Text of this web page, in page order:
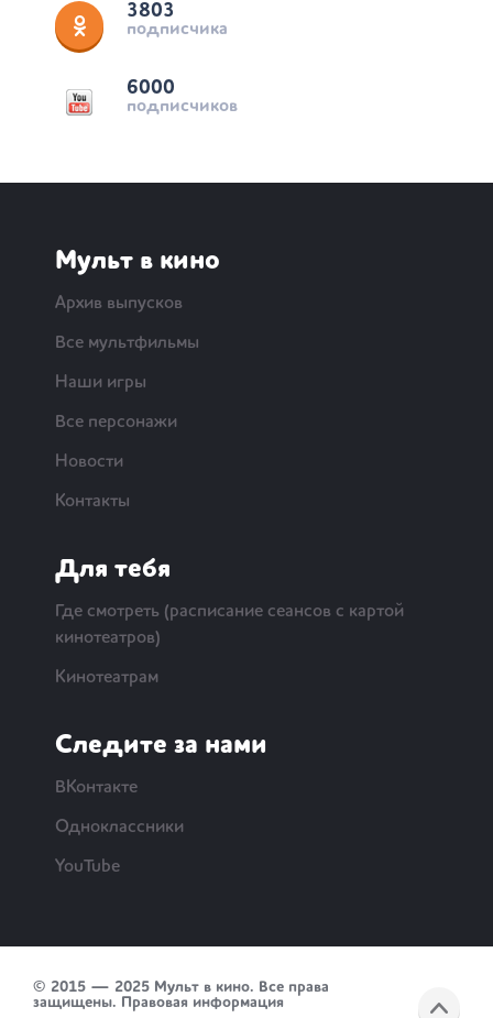
3803
подписчика
6000
подписчиков
Мульт в кино
Архив выпусков
Все мультфильмы
Наши игры
Все персонажи
Новости
Контакты
Для тебя
Где смотреть (расписание сеансов с картой
кинотеатров)
Кинотеатрам
Следите за нами
ВКонтакте
Одноклассники
YouTube
© 2015 — 2025 Мульт в кино. Все права
защищены. Правовая информация